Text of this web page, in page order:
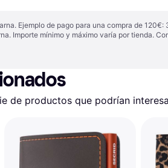
Ejemplo de pago para una compra de
Importe mínimo y máximo varía por tienda.
de productos que podrían